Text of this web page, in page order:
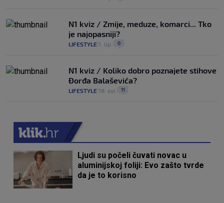
N1 kviz / Zmije, meduze, komarci... Tko
je najopasniji?
LIFESTYLE 1. lip. 0
N1 kviz / Koliko dobro poznajete stihove
Đorđa Balaševića?
LIFESTYLE 18. svi. 11
Ljudi su počeli čuvati novac u
aluminijskoj foliji: Evo zašto tvrde
da je to korisno